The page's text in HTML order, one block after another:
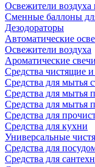
Освежители воздуха
Сменные баллоны
Дезодораторы
Автоматические
Освежители воздуха
Ароматические
Средства чистящие
Средства для мытья
Средства для мытья
Средства для мытья
Средства для
Средства для кухни
Универсальные
Средства для
Средства для